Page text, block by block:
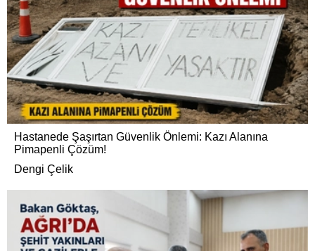
Hastanede Şaşırtan Güvenlik Önlemi: Kazı Alanına
Pimapenli Çözüm!
Dengi Çelik